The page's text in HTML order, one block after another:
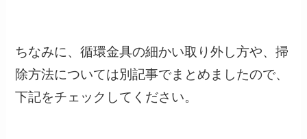
ちなみに、循環金具の細かい取り外し方や、掃
除方法については別記事でまとめましたので、
下記をチェックしてください。